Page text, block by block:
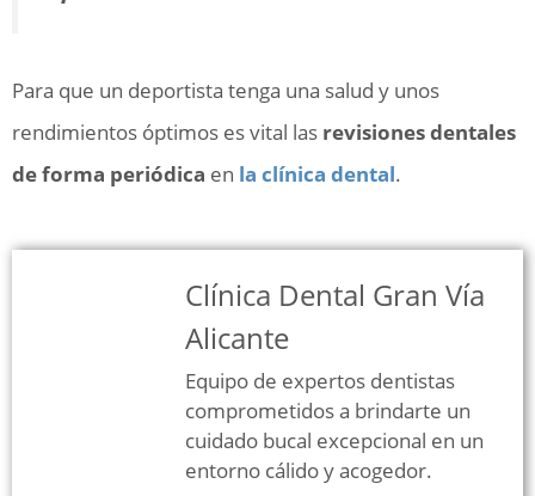
Para que un deportista tenga una salud y unos
rendimientos óptimos es vital las revisiones dentales
de forma periódica en la clínica dental.
Clínica Dental Gran Vía
Alicante
Equipo de expertos dentistas
comprometidos a brindarte un
cuidado bucal excepcional en un
entorno cálido y acogedor.